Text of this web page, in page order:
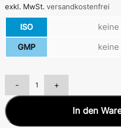
exkl. MwSt. versandkostenfrei
ISO
GMP
- +
In den